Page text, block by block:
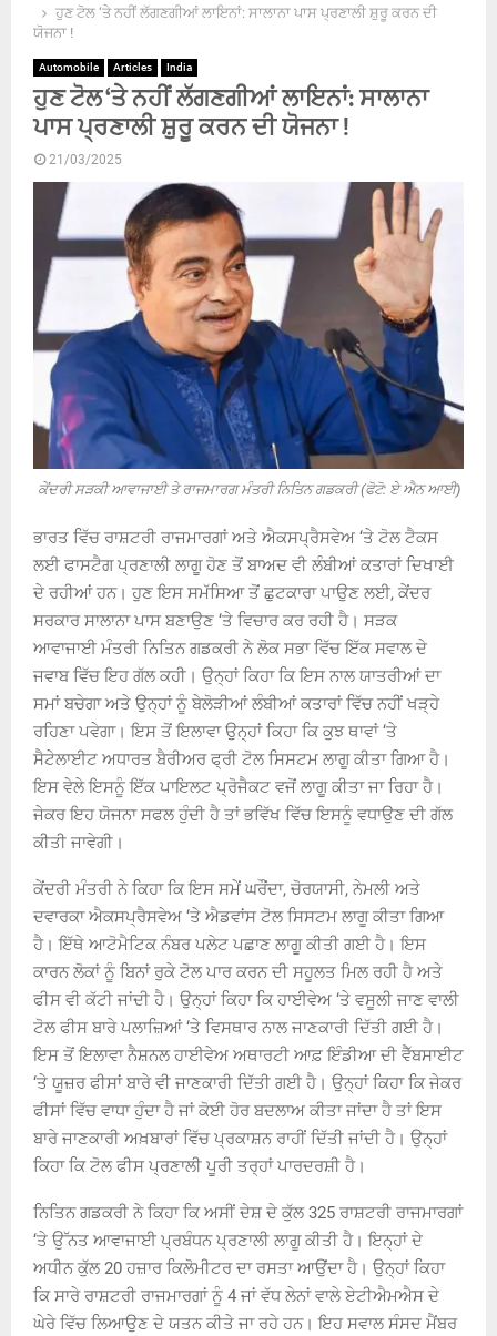
ਹੁਣ ਟੋਲ ‘ਤੇ ਨਹੀਂ ਲੱਗਣਗੀਆਂ ਲਾਇਨਾਂ: ਸਾਲਾਨਾ ਪਾਸ ਪ੍ਰਣਾਲੀ ਸ਼ੁਰੂ ਕਰਨ ਦੀ
ਯੋਜਨਾ !
Automobile Articles India
ਹੁਣ ਟੋਲ ‘ਤੇ ਨਹੀਂ ਲੱਗਣਗੀਆਂ ਲਾਇਨਾਂ: ਸਾਲਾਨਾ
ਪਾਸ ਪ੍ਰਣਾਲੀ ਸ਼ੁਰੂ ਕਰਨ ਦੀ ਯੋਜਨਾ !
21/03/2025
ਕੇਂਦਰੀ ਸੜਕੀ ਆਵਾਜਾਈ ਤੇ ਰਾਜਮਾਰਗ ਮੰਤਰੀ ਨਿਤਿਨ ਗਡਕਰੀ (ਫੋਟੋ: ਏ ਐਨ ਆਈ)
ਭਾਰਤ ਵਿੱਚ ਰਾਸ਼ਟਰੀ ਰਾਜਮਾਰਗਾਂ ਅਤੇ ਐਕਸਪ੍ਰੈਸਵੇਅ ‘ਤੇ ਟੋਲ ਟੈਕਸ
ਲਈ ਫਾਸਟੈਗ ਪ੍ਰਣਾਲੀ ਲਾਗੂ ਹੋਣ ਤੋਂ ਬਾਅਦ ਵੀ ਲੰਬੀਆਂ ਕਤਾਰਾਂ ਦਿਖਾਈ
ਦੇ ਰਹੀਆਂ ਹਨ। ਹੁਣ ਇਸ ਸਮੱਸਿਆ ਤੋਂ ਛੁਟਕਾਰਾ ਪਾਉਣ ਲਈ, ਕੇਂਦਰ
ਸਰਕਾਰ ਸਾਲਾਨਾ ਪਾਸ ਬਣਾਉਣ ‘ਤੇ ਵਿਚਾਰ ਕਰ ਰਹੀ ਹੈ। ਸੜਕ
ਆਵਾਜਾਈ ਮੰਤਰੀ ਨਿਤਿਨ ਗਡਕਰੀ ਨੇ ਲੋਕ ਸਭਾ ਵਿੱਚ ਇੱਕ ਸਵਾਲ ਦੇ
ਜਵਾਬ ਵਿੱਚ ਇਹ ਗੱਲ ਕਹੀ। ਉਨ੍ਹਾਂ ਕਿਹਾ ਕਿ ਇਸ ਨਾਲ ਯਾਤਰੀਆਂ ਦਾ
ਸਮਾਂ ਬਚੇਗਾ ਅਤੇ ਉਨ੍ਹਾਂ ਨੂੰ ਬੇਲੋੜੀਆਂ ਲੰਬੀਆਂ ਕਤਾਰਾਂ ਵਿੱਚ ਨਹੀਂ ਖੜ੍ਹੇ
ਰਹਿਣਾ ਪਵੇਗਾ। ਇਸ ਤੋਂ ਇਲਾਵਾ ਉਨ੍ਹਾਂ ਕਿਹਾ ਕਿ ਕੁਝ ਥਾਵਾਂ ‘ਤੇ
ਸੈਟੇਲਾਈਟ ਅਧਾਰਤ ਬੈਰੀਅਰ ਫ੍ਰੀ ਟੋਲ ਸਿਸਟਮ ਲਾਗੂ ਕੀਤਾ ਗਿਆ ਹੈ।
ਇਸ ਵੇਲੇ ਇਸਨੂੰ ਇੱਕ ਪਾਇਲਟ ਪ੍ਰੋਜੈਕਟ ਵਜੋਂ ਲਾਗੂ ਕੀਤਾ ਜਾ ਰਿਹਾ ਹੈ।
ਜੇਕਰ ਇਹ ਯੋਜਨਾ ਸਫਲ ਹੁੰਦੀ ਹੈ ਤਾਂ ਭਵਿੱਖ ਵਿੱਚ ਇਸਨੂੰ ਵਧਾਉਣ ਦੀ ਗੱਲ
ਕੀਤੀ ਜਾਵੇਗੀ।
ਕੇਂਦਰੀ ਮੰਤਰੀ ਨੇ ਕਿਹਾ ਕਿ ਇਸ ਸਮੇਂ ਘਰੌਂਦਾ, ਚੋਰਯਾਸੀ, ਨੇਮਲੀ ਅਤੇ
ਦਵਾਰਕਾ ਐਕਸਪ੍ਰੈਸਵੇਅ ‘ਤੇ ਐਡਵਾਂਸ ਟੋਲ ਸਿਸਟਮ ਲਾਗੂ ਕੀਤਾ ਗਿਆ
ਹੈ। ਇੱਥੇ ਆਟੋਮੈਟਿਕ ਨੰਬਰ ਪਲੇਟ ਪਛਾਣ ਲਾਗੂ ਕੀਤੀ ਗਈ ਹੈ। ਇਸ
ਕਾਰਨ ਲੋਕਾਂ ਨੂੰ ਬਿਨਾਂ ਰੁਕੇ ਟੋਲ ਪਾਰ ਕਰਨ ਦੀ ਸਹੂਲਤ ਮਿਲ ਰਹੀ ਹੈ ਅਤੇ
ਫੀਸ ਵੀ ਕੱਟੀ ਜਾਂਦੀ ਹੈ। ਉਨ੍ਹਾਂ ਕਿਹਾ ਕਿ ਹਾਈਵੇਅ ‘ਤੇ ਵਸੂਲੀ ਜਾਣ ਵਾਲੀ
ਟੋਲ ਫੀਸ ਬਾਰੇ ਪਲਾਜ਼ਿਆਂ ‘ਤੇ ਵਿਸਥਾਰ ਨਾਲ ਜਾਣਕਾਰੀ ਦਿੱਤੀ ਗਈ ਹੈ।
ਇਸ ਤੋਂ ਇਲਾਵਾ ਨੈਸ਼ਨਲ ਹਾਈਵੇਅ ਅਥਾਰਟੀ ਆਫ਼ ਇੰਡੀਆ ਦੀ ਵੈੱਬਸਾਈਟ
‘ਤੇ ਯੂਜ਼ਰ ਫੀਸਾਂ ਬਾਰੇ ਵੀ ਜਾਣਕਾਰੀ ਦਿੱਤੀ ਗਈ ਹੈ। ਉਨ੍ਹਾਂ ਕਿਹਾ ਕਿ ਜੇਕਰ
ਫੀਸਾਂ ਵਿੱਚ ਵਾਧਾ ਹੁੰਦਾ ਹੈ ਜਾਂ ਕੋਈ ਹੋਰ ਬਦਲਾਅ ਕੀਤਾ ਜਾਂਦਾ ਹੈ ਤਾਂ ਇਸ
ਬਾਰੇ ਜਾਣਕਾਰੀ ਅਖ਼ਬਾਰਾਂ ਵਿੱਚ ਪ੍ਰਕਾਸ਼ਨ ਰਾਹੀਂ ਦਿੱਤੀ ਜਾਂਦੀ ਹੈ। ਉਨ੍ਹਾਂ
ਕਿਹਾ ਕਿ ਟੋਲ ਫੀਸ ਪ੍ਰਣਾਲੀ ਪੂਰੀ ਤਰ੍ਹਾਂ ਪਾਰਦਰਸ਼ੀ ਹੈ।
ਨਿਤਿਨ ਗਡਕਰੀ ਨੇ ਕਿਹਾ ਕਿ ਅਸੀਂ ਦੇਸ਼ ਦੇ ਕੁੱਲ 325 ਰਾਸ਼ਟਰੀ ਰਾਜਮਾਰਗਾਂ
‘ਤੇ ਉੱਨਤ ਆਵਾਜਾਈ ਪ੍ਰਬੰਧਨ ਪ੍ਰਣਾਲੀ ਲਾਗੂ ਕੀਤੀ ਹੈ। ਇਨ੍ਹਾਂ ਦੇ
ਅਧੀਨ ਕੁੱਲ 20 ਹਜ਼ਾਰ ਕਿਲੋਮੀਟਰ ਦਾ ਰਸਤਾ ਆਉਂਦਾ ਹੈ। ਉਨ੍ਹਾਂ ਕਿਹਾ
ਕਿ ਸਾਰੇ ਰਾਸ਼ਟਰੀ ਰਾਜਮਾਰਗਾਂ ਨੂੰ 4 ਜਾਂ ਵੱਧ ਲੇਨਾਂ ਵਾਲੇ ਏਟੀਐਮਐਸ ਦੇ
ਘੇਰੇ ਵਿੱਚ ਲਿਆਉਣ ਦੇ ਯਤਨ ਕੀਤੇ ਜਾ ਰਹੇ ਹਨ। ਇਹ ਸਵਾਲ ਸੰਸਦ ਮੈਂਬਰ